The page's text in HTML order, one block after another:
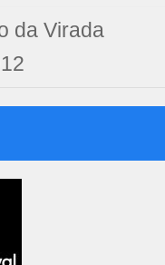
da Virada